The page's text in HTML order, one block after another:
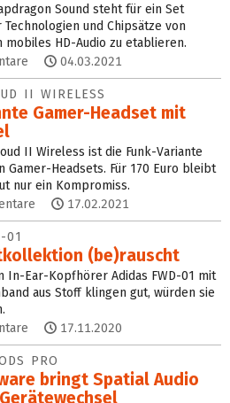
Sound steht für ein Set
und Chipsätze von
mobiles HD-Audio zu etablieren.
04.03.2021
II WIRELESS
Gamer-Headset mit
II Wireless ist die Funk-Variante
Gamer-Headsets. Für 170 Euro bleibt
nur ein Kompromiss.
17.02.2021
01
(be)rauscht
In-Ear-Kopfhörer Adidas FWD-01 mit
aus Stoff klingen gut, würden sie
17.11.2020
PRO
bringt Spatial Audio